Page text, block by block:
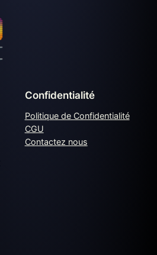
Confidentialité
Politique de Confidentialité
CGU
Contactez nous